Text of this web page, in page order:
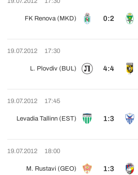
FK Renova (MKD) 0:2
19.07.2012 17:30
L. Plovdiv (BUL) 4:4
19.07.2012 17:45
Levadia Tallinn (EST) 1:3
19.07.2012 18:00
M. Rustavi (GEO) 1:3